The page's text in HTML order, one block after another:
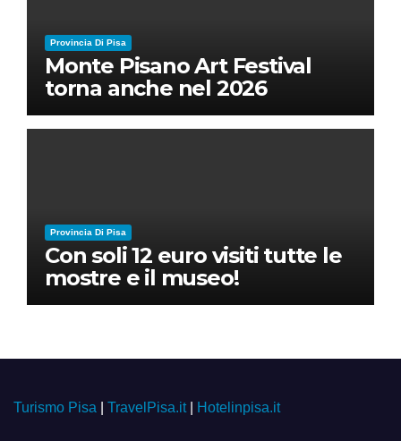
Provincia Di Pisa
Monte Pisano Art Festival
torna anche nel 2026
Provincia Di Pisa
Con soli 12 euro visiti tutte le
mostre e il museo!
Turismo Pisa TravelPisa.it| Hotelinpisa.it